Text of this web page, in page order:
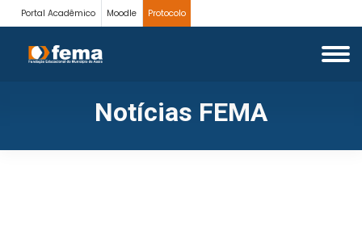
Portal Acadêmico Moodle Protocolo
Notícias FEMA